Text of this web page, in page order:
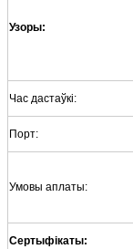
Узоры:
Час дастаўкі:
Порт:
Умовы аплаты:
Сертыфікаты: